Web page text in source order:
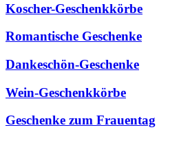
Koscher-Geschenkkörbe
Romantische Geschenke
Dankeschön-Geschenke
Wein-Geschenkkörbe
Geschenke zum Frauentag